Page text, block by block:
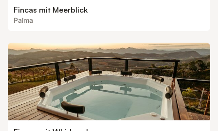
Fincas mit Meerblick
Palma